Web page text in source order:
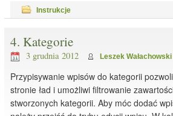
Instrukcje
4. Kategorie
3 grudnia 2012 Leszek Wałachowski
Przypisywanie wpisów do kategorii
stronie ład i umożliwi filtrowanie
stworzonych kategorii. Aby móc dodać